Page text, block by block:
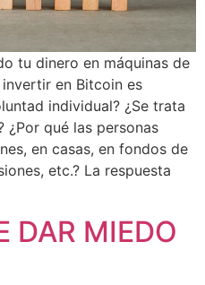
tu dinero en máquinas de
en Bitcoin es
individual? ¿Se trata
qué las personas
en casas, en fondos de
etc.? La respuesta
DAR MIEDO